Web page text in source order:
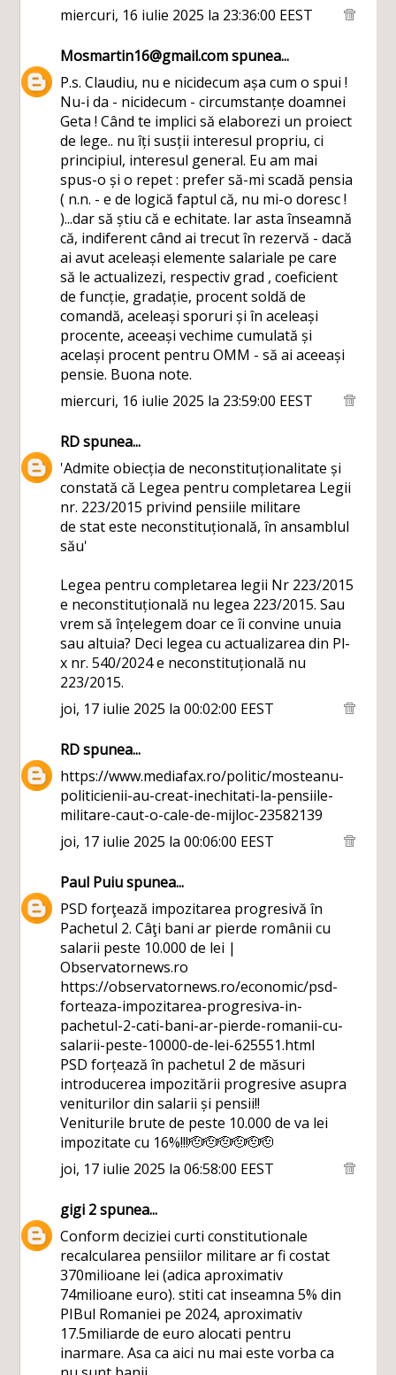
miercuri, 16 iulie 2025 la 23:36:00 EEST
Mosmartin16@gmail.comspunea...
P.s. Claudiu, nu e nicidecum așa cum o spui !
Nu-i da - nicidecum - circumstanțe doamnei
Geta ! Când te implici să elaborezi un proiect
de lege.. nu îți susții interesul propriu, ci
principiul, interesul general. Eu am mai
spus-o și o repet : prefer să-mi scadă pensia
( n.n. - e de logică faptul că, nu mi-o doresc !
)...dar să știu că e echitate. Iar asta înseamnă
că, indiferent când ai trecut în rezervă - dacă
ai avut aceleași elemente salariale pe care
să le actualizezi, respectiv grad , coeficient
de funcție, gradație, procent soldă de
comandă, aceleași sporuri și în aceleași
procente, aceeași vechime cumulată și
același procent pentru OMM - să ai aceeași
pensie. Buona note.
miercuri, 16 iulie 2025 la 23:59:00 EEST
RDspunea...
'Admite obiecția de neconstituționalitate și
constată că Legea pentru completarea Legii
nr. 223/2015 privind pensiile militare
de stat este neconstituțională, în ansamblul
său'
Legea pentru completarea legii Nr 223/2015
e neconstituțională nu legea 223/2015. Sau
vrem să înțelegem doar ce îi convine unuia
sau altuia? Deci legea cu actualizarea din Pl-
x nr. 540/2024 e neconstituțională nu
223/2015.
joi, 17 iulie 2025 la 00:02:00 EEST
RDspunea...
https://www.mediafax.ro/politic/mosteanu-
politicienii-au-creat-inechitati-la-pensiile-
militare-caut-o-cale-de-mijloc-23582139
joi, 17 iulie 2025 la 00:06:00 EEST
Paul Puiuspunea...
PSD forţează impozitarea progresivă în
Pachetul 2. Câţi bani ar pierde românii cu
salarii peste 10.000 de lei |
Observatornews.ro
https://observatornews.ro/economic/psd-
forteaza-impozitarea-progresiva-in-
pachetul-2-cati-bani-ar-pierde-romanii-cu-
salarii-peste-10000-de-lei-625551.html
PSD forțează în pachetul 2 de măsuri
introducerea impozitării progresive asupra
veniturilor din salarii și pensii!!
Veniturile brute de peste 10.000 de va lei
impozitate cu 16%!!!🫡🫡🫡🫡🫡🫡
joi, 17 iulie 2025 la 06:58:00 EEST
gigi 2spunea...
Conform deciziei curti constitutionale
recalcularea pensiilor militare ar fi costat
370milioane lei (adica aproximativ
74milioane euro). stiti cat inseamna 5% din
PIBul Romaniei pe 2024, aproximativ
17.5miliarde de euro alocati pentru
inarmare. Asa ca aici nu mai este vorba ca